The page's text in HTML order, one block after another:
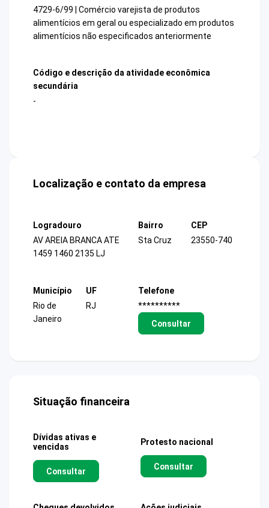
4729-6/99 | Comércio varejista de produtos
alimentícios em geral ou especializado em produtos
alimentícios não especificados anteriormente
Código e descrição da atividade econômica
secundária
-
Localização e contato da empresa
Logradouro
AV AREIA BRANCA ATE
1459 1460 2135 LJ
Bairro
Sta Cruz
CEP
23550-740
Município
Rio de
Janeiro
UF
RJ
Telefone
**********
Consultar
Situação financeira
Dívidas ativas e
vencidas
Consultar
Protesto nacional
Consultar